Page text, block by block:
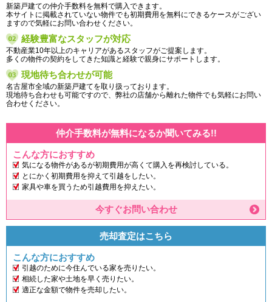
新築戸建ての仲介手数料を無料で購入できます。
本サイトに掲載されていない物件でも初期費用を無料にできるケースがござい
ますので気軽にお問い合わせください。
経験豊富なスタッフが対応
不動産業10年以上のキャリアがあるスタッフがご提案します。
多くの物件の契約をしてきた知識と経験で親身にサポートします。
現地待ち合わせが可能
名古屋市全域の新築戸建てを取り扱っております。
現地待ち合わせも可能ですので、弊社の店舗から離れた物件でも気軽にお問い
合わせください。
仲介手数料が無料になるか聞いてみる!!
こんな方におすすめ
気になる物件があるが初期費用が高くて購入を再検討している。
とにかく初期費用を抑えて引越をしたい。
家具や車を買うため引越費用を抑えたい。
今すぐお問い合わせ
売却査定はこちら
こんな方におすすめ
引越のために今住んでいる家を売りたい。
相続した家や土地を早く売りたい。
適正な金額で物件を売却したい。